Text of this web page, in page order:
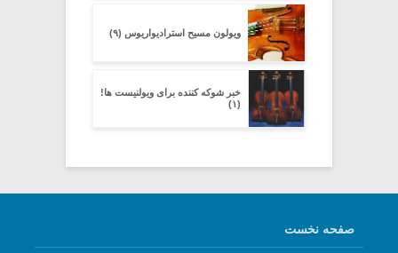
ویولون مسیح استرادیواریوس (۹)
خبر شوکه کننده برای ویولنیست ها!
(۱)
صفحه نخست